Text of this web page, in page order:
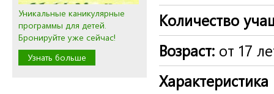
Уникальные каникулярные
программы для детей.
Бронируйте уже сейчас!
Узнать больше
Количество
Возраст: от 17
Характеристика